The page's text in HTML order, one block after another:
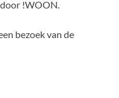
!WOON.
bezoek van de